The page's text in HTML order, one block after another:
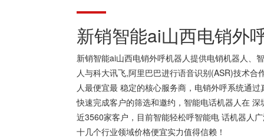
新销智能ai山西电销外
新销智能ai山西电销外呼机器人提供电销机器人、
人与科大讯飞,阿里巴巴进行语音识别(ASR)技术
人最便宜最 稳定的核心服务商，电销外呼系统通
快速完成客户的筛选和邀约，智能电话机器人在
近3560家客户，目前智能轻松呼智能电 话机器人
十几个行业领域价格便宜实力值得信赖！